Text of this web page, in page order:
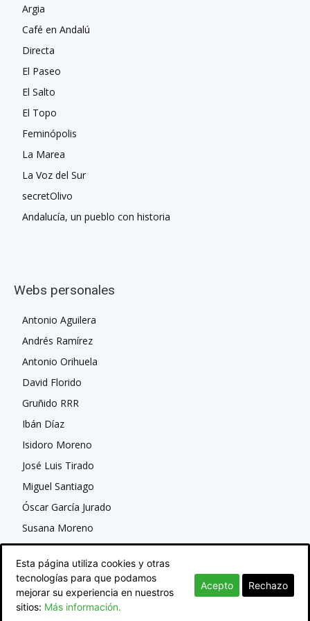
Argia
Café en Andalú
Directa
El Paseo
El Salto
El Topo
Feminópolis
La Marea
La Voz del Sur
secretOlivo
Andalucía, un pueblo con historia
Webs personales
Antonio Aguilera
Andrés Ramírez
Antonio Orihuela
David Florido
Gruñido RRR
Ibán Díaz
Isidoro Moreno
José Luis Tirado
Miguel Santiago
Óscar García Jurado
Susana Moreno
© Newspaper WordPress Theme by TagDiv
Esta página utiliza cookies y otras
tecnologías para que podamos
mejorar su experiencia en nuestros
sitios: Más información.
Acepto Rechazo